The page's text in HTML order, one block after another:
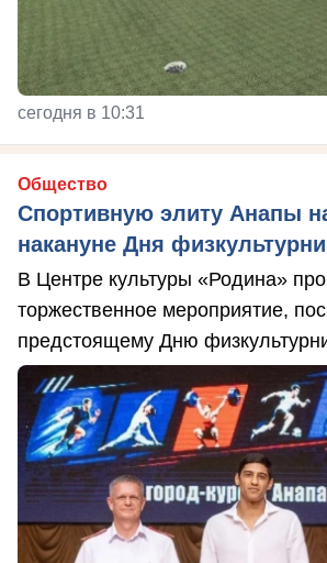
сегодня в 10:31
Общество
Спортивную элиту Анапы
накануне Дня
В Центре культуры «Родина»
торжественное мероприятие,
предстоящему Дню